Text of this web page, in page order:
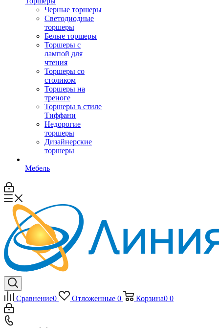
Черные торшеры
Светодиодные
торшеры
Белые торшеры
Торшеры с
лампой для
чтения
Торшеры со
столиком
Торшеры на
треноге
Торшеры в стиле
Тиффани
Недорогие
торшеры
Дизайнерские
торшеры
Мебель
Сравнение0 Отложенные 0 Корзина0 0